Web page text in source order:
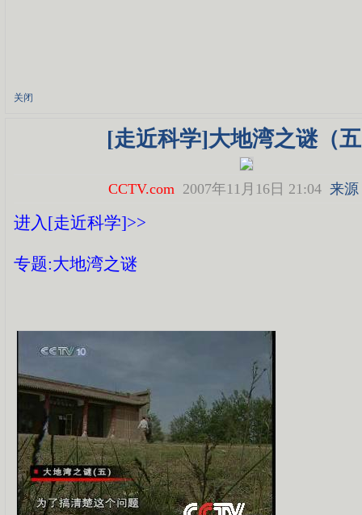
关闭
[走近科学]大地湾之谜（
CCTV.com 2007年11月16日 21:04来
进入[走近科学]>>
专题:大地湾之谜